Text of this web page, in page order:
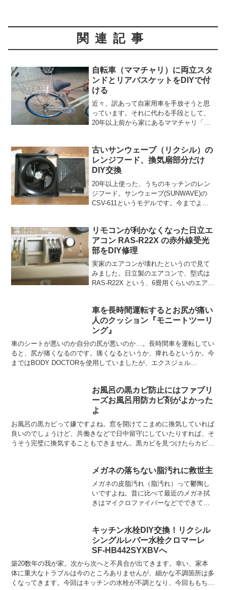
関連記事
自転車（ママチャリ）に両立スタ
ンドとリアバスケットをDIYで付
ける
近々、訳あって自家用車を手放そうと思
っています。それに代わる手段として、
20年以上前から家にあるママチャリ「ミ
買いもの先は自転車圏内にあるので、あ
とは積載能力を上げて...
古いサンウェーブ（リクシル）の
レンジフード、換気扇部分だけ
DIY交換
20年以上使った、うちのキッチンのレン
ジフード。サンウェーブ(SUNWAVE)の
CSV-611というモデルです。今までよく
られない音を発するようになってきまし
た。この音...
リモコンが利かなくなった日立エ
アコン RAS-R22X の赤外線受光
部をDIY修理
実家のエアコンが壊れたというので見て
みました。日立製のエアコンで、型式は
RAS-R22X という、6畳用くらいのエアコ
したい…。結論からいいますと、部品代
たった...
車を長時間運転するとお尻が痛い
人のクッション『モニートツーリ
ング』
車のシートが悪いのか自分の尻が悪いのか…。長時間車を運転してい
ると、尻が痛くなるのです。痛くなるというか、痺れるというか。今
まではBODY DOCTORを使用していましたが、エクスジェル
お風呂の黒カビ防止にはファブリ
ーズお風呂用防カビ剤がよかった
よ
お風呂の黒カビって嫌ですよね。窓を開けてこまめに換気していれば
良いのでしょうけど、共働きなどで日中留守にしていたりすれば、そ
うそう完璧に換気することもできません。黒カビを見つけたらカビキ
メガネの落ちない脂汚れに救世主
メガネの皮脂汚れ（脂汚れ）って鬱陶し
いですよね。昔に比べて最近のメガネ拭
きはマイクロファイバーなどでできてい
脂汚れは簡単に落とすことができます。
でもそれはメガネ拭きが清...
キッチン水栓DIY交換！リクシル
シングルレバー水栓クロマーレ
SF-HB442SYXBVへ
築20数年の我が家。次から次へと不具合が出てきます。幸い、家本
体に重大なトラブルは今のところありませんが、細かな不調箇所は多
くなってきます。今回はキッチンの水栓が不調となり、今回ももちろ